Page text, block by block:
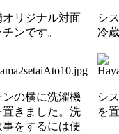
オリジナル対面
ンです。
シ
冷
の横に洗濯機
きました。洗
をするには便
シ
を